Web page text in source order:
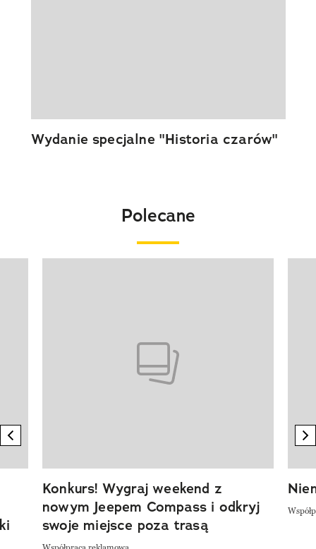
Wydanie specjalne "Historia czarów"
Polecane
previous element
Konkurs! Wygraj weekend z
nowym Jeepem Compass i odkryj
swoje miejsce poza trasą